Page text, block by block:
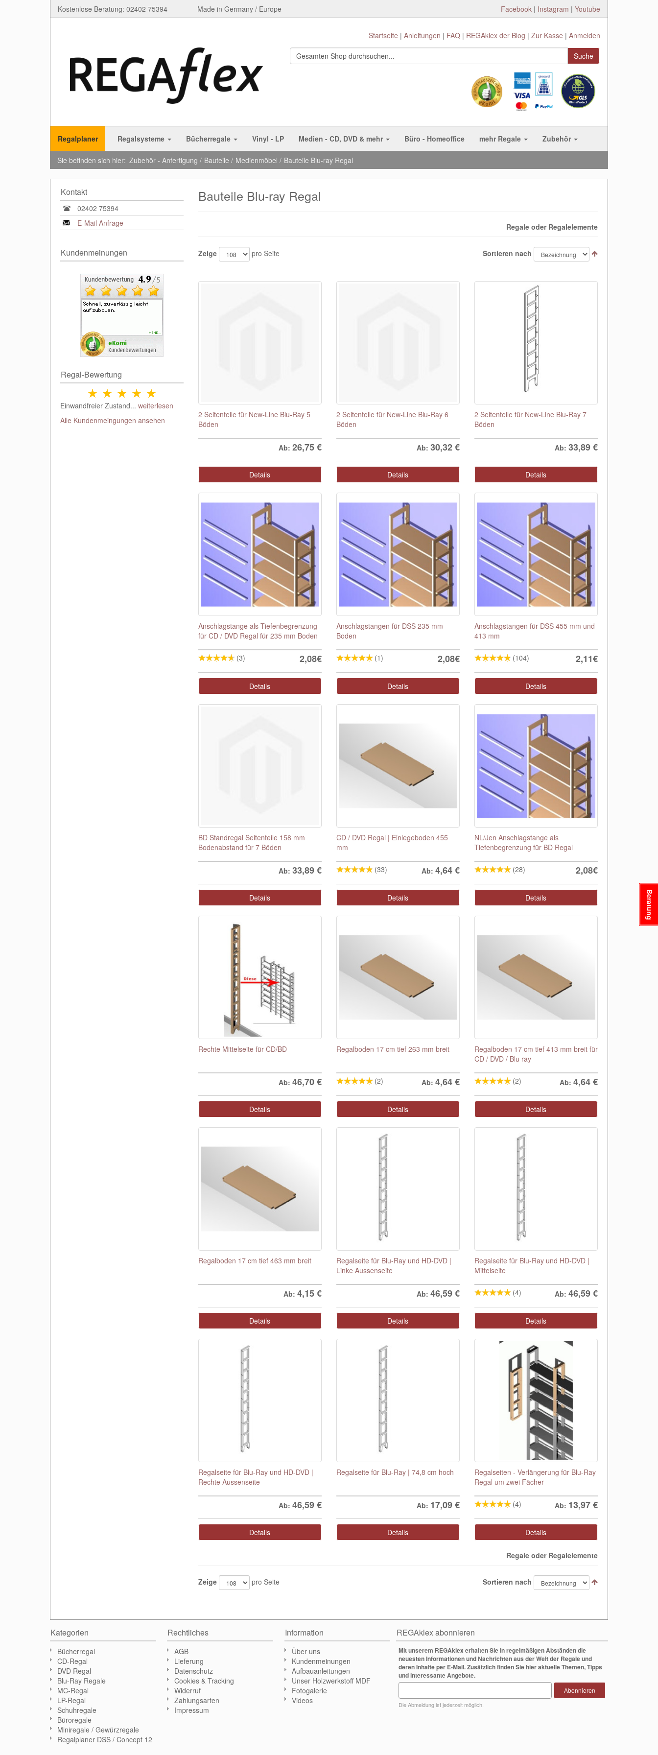
Kostenlose Beratung: 02402 75394 Made in Germany / Europe Facebook | Instagram | Youtube
Startseite Anleitungen FAQ REGAklex der Blog Zur Kasse Anmelden
Suche
Regalplaner Regalsysteme Bücherregale Vinyl - LP Medien - CD, DVD & mehr Büro - Homeoffice mehr Regale Zubehör
Sie befinden sich hier: Zubehör - Anfertigung Bauteile Medienmöbel Bauteile Blu-ray Regal
Kontakt
02402 75394
E-Mail Anfrage
Kundenmeinungen
Regal-Bewertung
Einwandfreier Zustand... weiterlesen
Alle Kundenmeingungen ansehen
Bauteile Blu-ray Regal
Regale oder Regalelemente
Zeige pro Seite Sortieren nach
2 Seitenteile für New-Line Blu-Ray 5
Böden
Ab: 26,75€
Details
2 Seitenteile für New-Line Blu-Ray 6
Böden
Ab: 30,32€
Details
2 Seitenteile für New-Line Blu-Ray 7
Böden
Ab: 33,89€
Details
Anschlagstange als Tiefenbegrenzung
für CD / DVD Regal für 235 mm Boden
(3) 2,08€
Details
Anschlagstangen für DSS 235 mm
Boden
(1) 2,08€
Details
Anschlagstangen für DSS 455 mm und
413 mm
(104) 2,11€
Details
BD Standregal Seitenteile 158 mm
Bodenabstand für 7 Böden
Ab: 33,89€
Details
CD / DVD Regal | Einlegeboden 455
mm
(33) Ab: 4,64€
Details
NL/Jen Anschlagstange als
Tiefenbegrenzung für BD Regal
(28) 2,08€
Details
Rechte Mittelseite für CD/BD
Ab: 46,70€
Details
Regalboden 17 cm tief 263 mm breit
(2) Ab: 4,64€
Details
Regalboden 17 cm tief 413 mm breit für
CD / DVD / Blu ray
(2) Ab: 4,64€
Details
Regalboden 17 cm tief 463 mm breit
Ab: 4,15€
Details
Regalseite für Blu-Ray und HD-DVD |
Linke Aussenseite
Ab: 46,59€
Details
Regalseite für Blu-Ray und HD-DVD |
Mittelseite
(4) Ab: 46,59€
Details
Regalseite für Blu-Ray und HD-DVD |
Rechte Aussenseite
Ab: 46,59€
Details
Regalseite für Blu-Ray | 74,8 cm hoch
Ab: 17,09€
Details
Regalseiten - Verlängerung für Blu-Ray
Regal um zwei Fächer
(4) Ab: 13,97€
Details
Regale oder Regalelemente
Zeige pro Seite Sortieren nach
REGAklex abonnieren
Mit unserem REGAklex erhalten Sie in regelmäßigen Abständen die
neuesten Informationen und Nachrichten aus der Welt der Regale und
deren Inhalte per E-Mail. Zusätzlich finden Sie hier aktuelle Themen, Tipps
und interessante Angebote.
Die Abmeldung ist jederzeit möglich.
Abonnieren
Kategorien
Bücherregal
CD-Regal
DVD Regal
Blu-Ray Regale
MC-Regal
LP-Regal
Schuhregale
Büroregale
Miniregale / Gewürzregale
Regalplaner DSS / Concept 12
Rechtliches
AGB
Lieferung
Datenschutz
Cookies & Tracking
Widerruf
Zahlungsarten
Impressum
Information
Über uns
Kundenmeinungen
Aufbauanleitungen
Unser Holzwerkstoff MDF
Fotogalerie
Videos
Beratung